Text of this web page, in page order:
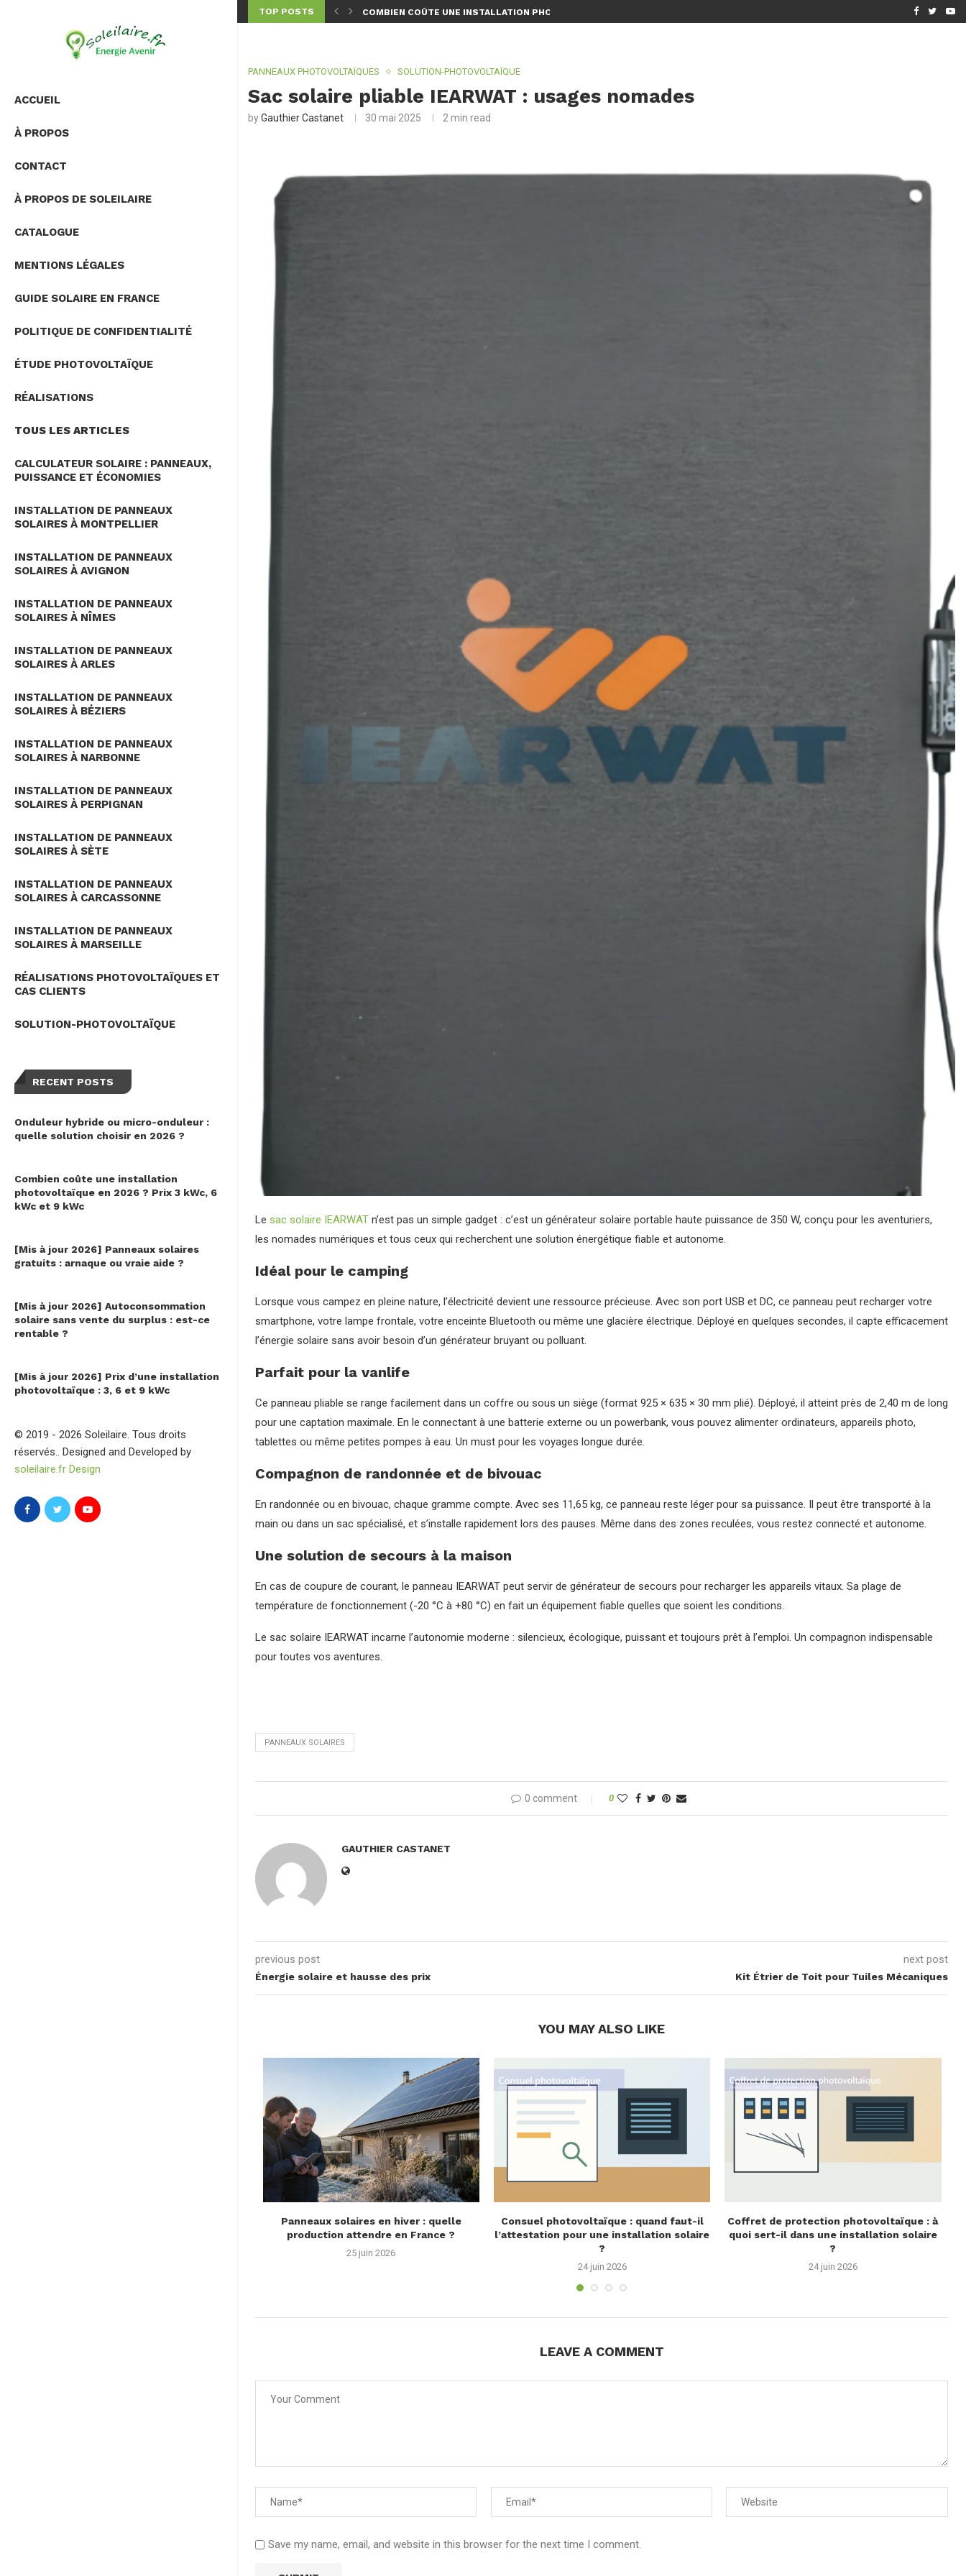
ACCUEIL
À PROPOS
CONTACT
À PROPOS DE SOLEILAIRE
CATALOGUE
MENTIONS LÉGALES
GUIDE SOLAIRE EN FRANCE
POLITIQUE DE CONFIDENTIALITÉ
ÉTUDE PHOTOVOLTAÏQUE
RÉALISATIONS
TOUS LES ARTICLES
CALCULATEUR SOLAIRE : PANNEAUX,
PUISSANCE ET ÉCONOMIES
INSTALLATION DE PANNEAUX
SOLAIRES À MONTPELLIER
INSTALLATION DE PANNEAUX
SOLAIRES À AVIGNON
INSTALLATION DE PANNEAUX
SOLAIRES À NÎMES
INSTALLATION DE PANNEAUX
SOLAIRES À ARLES
INSTALLATION DE PANNEAUX
SOLAIRES À BÉZIERS
INSTALLATION DE PANNEAUX
SOLAIRES À NARBONNE
INSTALLATION DE PANNEAUX
SOLAIRES À PERPIGNAN
INSTALLATION DE PANNEAUX
SOLAIRES À SÈTE
INSTALLATION DE PANNEAUX
SOLAIRES À CARCASSONNE
INSTALLATION DE PANNEAUX
SOLAIRES À MARSEILLE
RÉALISATIONS PHOTOVOLTAÏQUES ET
CAS CLIENTS
SOLUTION-PHOTOVOLTAÏQUE
RECENT POSTS
Onduleur hybride ou micro-onduleur :
quelle solution choisir en 2026 ?
Combien coûte une installation
photovoltaïque en 2026 ? Prix 3 kWc, 6
kWc et 9 kWc
[Mis à jour 2026] Panneaux solaires
gratuits : arnaque ou vraie aide ?
[Mis à jour 2026] Autoconsommation
solaire sans vente du surplus : est-ce
rentable ?
[Mis à jour 2026] Prix d’une installation
photovoltaïque : 3, 6 et 9 kWc
© 2019 - 2026 Soleilaire. Tous droits
réservés.. Designed and Developed by
soleilaire.fr Design
TOP POSTS
COMBIEN COÛTE UNE INSTALLATION PHOTOVOLTAÏQUE EN 2026 ?...[MIS À JOUR 2026] PANNEAUX SOLAIRES GRATUITS :... [MIS À JOUR 2026] AUTOCONSOMMATION SOLAIRE SANS VENTE...
PANNEAUX PHOTOVOLTAÏQUES SOLUTION-PHOTOVOLTAÏQUE
Sac solaire pliable IEARWAT : usages nomades
byGauthier Castanet 30 mai 2025 2 min read
Le sac solaire IEARWAT n’est pas un simple gadget : c’est un générateur solaire portable haute puissance de 350 W, conçu pour les aventuriers,
les nomades numériques et tous ceux qui recherchent une solution énergétique fiable et autonome.
Idéal pour le camping
Lorsque vous campez en pleine nature, l’électricité devient une ressource précieuse. Avec son port USB et DC, ce panneau peut recharger votre
smartphone, votre lampe frontale, votre enceinte Bluetooth ou même une glacière électrique. Déployé en quelques secondes, il capte efficacement
l’énergie solaire sans avoir besoin d’un générateur bruyant ou polluant.
Parfait pour la vanlife
Ce panneau pliable se range facilement dans un coffre ou sous un siège (format 925 × 635 × 30 mm plié). Déployé, il atteint près de 2,40 m de long
pour une captation maximale. En le connectant à une batterie externe ou un powerbank, vous pouvez alimenter ordinateurs, appareils photo,
tablettes ou même petites pompes à eau. Un must pour les voyages longue durée.
Compagnon de randonnée et de bivouac
En randonnée ou en bivouac, chaque gramme compte. Avec ses 11,65 kg, ce panneau reste léger pour sa puissance. Il peut être transporté à la
main ou dans un sac spécialisé, et s’installe rapidement lors des pauses. Même dans des zones reculées, vous restez connecté et autonome.
Une solution de secours à la maison
En cas de coupure de courant, le panneau IEARWAT peut servir de générateur de secours pour recharger les appareils vitaux. Sa plage de
température de fonctionnement (-20 °C à +80 °C) en fait un équipement fiable quelles que soient les conditions.
Le sac solaire IEARWAT incarne l’autonomie moderne : silencieux, écologique, puissant et toujours prêt à l’emploi. Un compagnon indispensable
pour toutes vos aventures.
PANNEAUX SOLAIRES
0 comment 0
GAUTHIER CASTANET
previous post
Énergie solaire et hausse des prix
next post
Kit Étrier de Toit pour Tuiles Mécaniques
YOU MAY ALSO LIKE
Panneaux solaires en hiver : quelle
production attendre en France ?
25 juin 2026
Consuel photovoltaïque : quand faut-il
l’attestation pour une installation solaire
?
24 juin 2026
Coffret de protection photovoltaïque : à
quoi sert-il dans une installation solaire
?
24 juin 2026
LEAVE A COMMENT
Save my name, email, and website in this browser for the next time I comment.